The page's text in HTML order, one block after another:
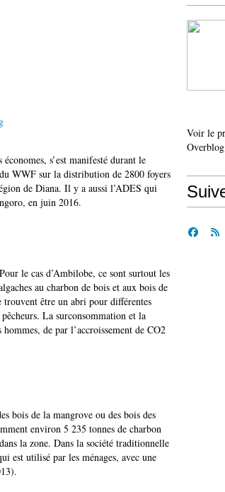
s’est manifesté durant le
WWF sur la distribution de 2800 foyers
de Diana. Il y a aussi l’ADES qui
en juin 2016.
le cas d’Ambilobe, ce sont surtout les
au charbon de bois et aux bois de
trouvent être un abri pour différentes
La surconsommation et la
de par l’accroissement de CO2
bois de la mangrove ou des bois des
environ 5 235 tonnes de charbon
la zone. Dans la société traditionnelle
est utilisé par les ménages, avec une
Voir le
Overblog